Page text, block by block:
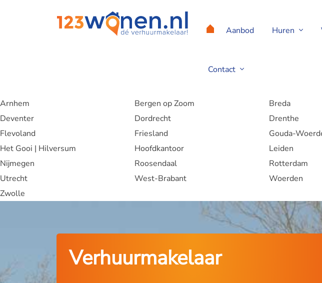
Aanbod Huren
Contact
Arnhem
Bergen op Zoom Breda
Deventer
Dordrecht Drenthe
Flevoland
Friesland Gouda-
Het Gooi | Hilversum
Hoofdkantoor Leiden
Nijmegen
Roosendaal Rotterdam
Utrecht
West-Brabant Woerden
Zwolle
Verhuurmakelaar